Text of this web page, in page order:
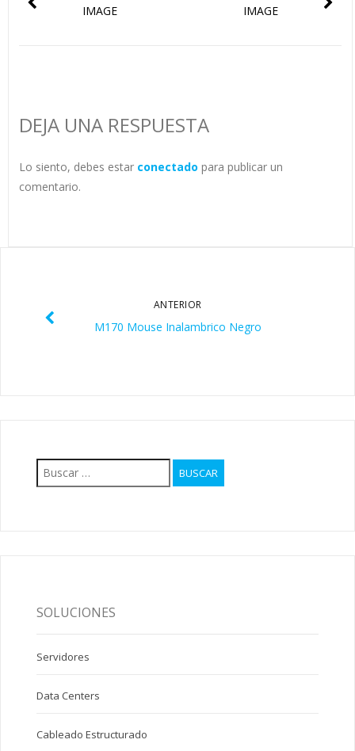
IMAGE
IMAGE
DEJA UNA RESPUESTA
Lo siento, debes estar conectado para publicar un
comentario.
ANTERIOR
M170 Mouse Inalambrico Negro
SOLUCIONES
Servidores
Data Centers
Cableado Estructurado